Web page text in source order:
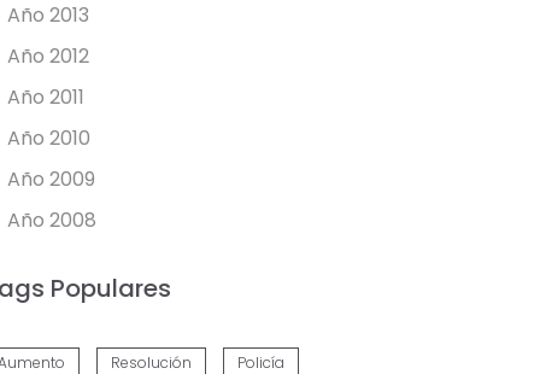
Año 2013
Año 2012
Año 2011
Año 2010
Año 2009
Año 2008
Populares
Resolución Policía